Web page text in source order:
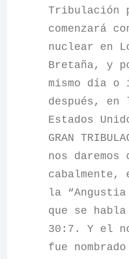
Tribulación
comenzará
nuclear en
Bretaña, y
mismo día o
después, en
Estados
GRAN
nos daremos
cabalmente,
la
que se
30:7. Y el
fue